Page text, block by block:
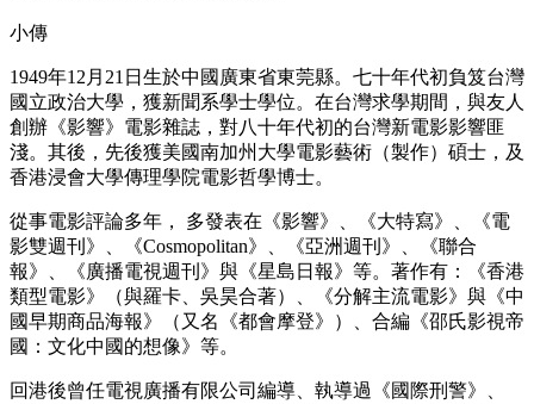
小傳
1949年12月21日生於中國廣東省東莞縣。七十年代初負笈台灣
國立政治大學，獲新聞系學士學位。在台灣求學期間，與友人
創辦《影響》電影雜誌，對八十年代初的台灣新電影影響匪
淺。其後，先後獲美國南加州大學電影藝術（製作）碩士，及
香港浸會大學傳理學院電影哲學博士。
從事電影評論多年， 多發表在《影響》、《大特寫》、《電
影雙週刊》、《Cosmopolitan》、《亞洲週刊》、《聯合
報》、《廣播電視週刊》與《星島日報》等。著作有：《香港
類型電影》（與羅卡、吳昊合著）、《分解主流電影》與《中
國早期商品海報》（又名《都會摩登》）、合編《邵氏影視帝
國：文化中國的想像》等。
回港後曾任電視廣播有限公司編導、執導過《國際刑警》、